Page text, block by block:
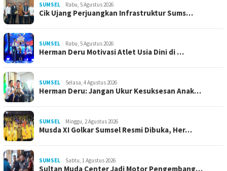
SUMSEL Rabu, 5 Agustus 2026
Cik Ujang Perjuangkan Infrastruktur Sums…
SUMSEL Rabu, 5 Agustus 2026
Herman Deru Motivasi Atlet Usia Dini di …
SUMSEL Selasa, 4 Agustus 2026
Herman Deru: Jangan Ukur Kesuksesan Anak…
SUMSEL Minggu, 2 Agustus 2026
Musda XI Golkar Sumsel Resmi Dibuka, Her…
SUMSEL Sabtu, 1 Agustus 2026
Sultan Muda Center Jadi Motor Pengembang…